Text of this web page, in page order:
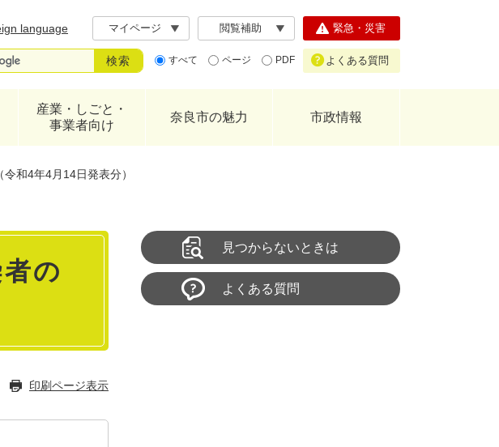
language マイページ 閲覧補助
すべて ページ PDF
緊急・災害
よくある質問
産業・しごと・
事業者向け
奈良市の魅力 市政情報
和4年4月14日発表分）
の
印刷ページ表示
見つからないときは
よくある質問